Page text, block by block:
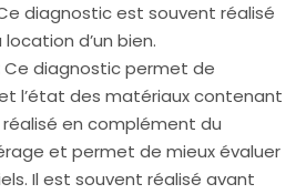
diagnostic est souvent réalisé
d’un bien.
Ce diagnostic permet de
l’état des matériaux contenant
réalisé en complément du
et permet de mieux évaluer
Il est souvent réalisé avant